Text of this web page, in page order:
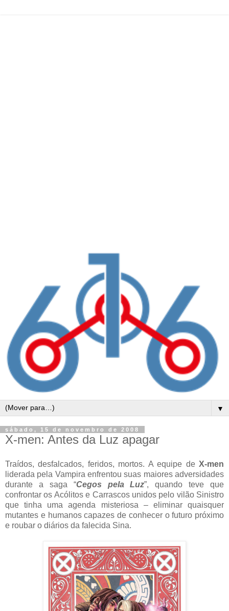
▼
sábado, 15 de novembro de 2008
X-men: Antes da Luz apagar
Traídos, desfalcados, feridos, mortos. A equipe de X-men
liderada pela Vampira enfrentou suas maiores adversidades
durante a saga “Cegos pela Luz”, quando teve que
confrontar os Acólitos e Carrascos unidos pelo vilão Sinistro
que tinha uma agenda misteriosa – eliminar quaisquer
mutantes e humanos capazes de conhecer o futuro próximo
e roubar o diários da falecida Sina.